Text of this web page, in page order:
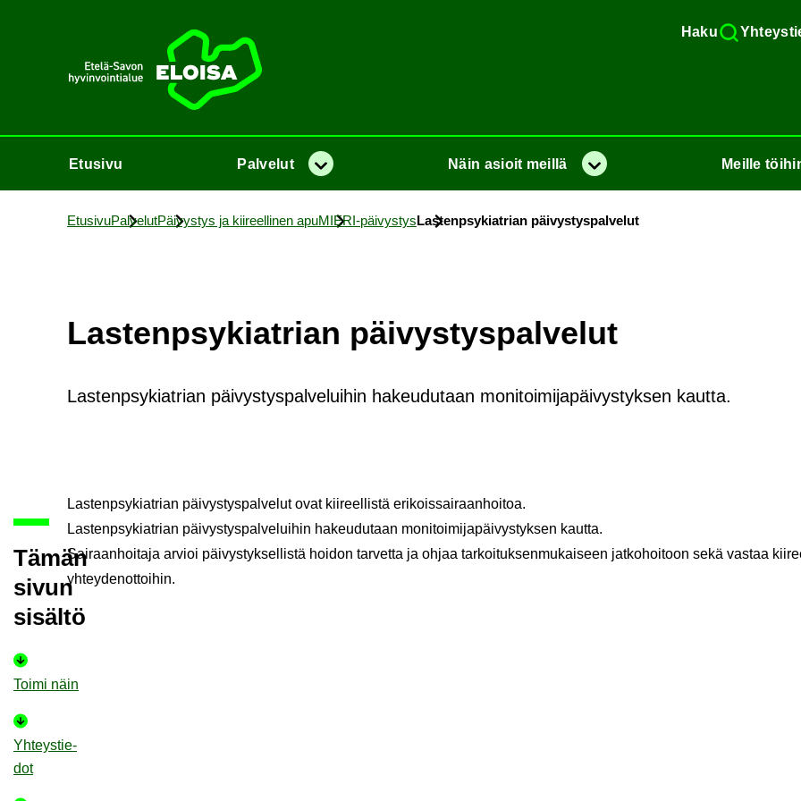
Haku
Etusi­vu
Etusi­vu Pal­ve­lut Va­lik­ko Näin asioit meil­lä Va­lik­ko Meil­le
Etusi­vuPal­ve­lutPäi­vys­tys ja kii­reel­li­nen apuMIERI-​päivystysLas­tenp­sy­kiat­rian päi­vys­tys­pal­ve­lut
Las­tenp­sy­kiat­rian päi­vys­tys­pal­ve­lut
Lastenpsykiatrian päivystyspalveluihin hakeudutaan monitoimijapäivystyksen kautta.
Tämän
sivun
si­säl­tö
Toimi näin
Yh­teys­tie­
dot
Las­tenp­sy­kiat­rian päi­vys­tys­pal­ve­lut ovat kii­reel­lis­tä eri­kois­sai­raan­hoi­toa.
Las­tenp­sy­kiat­rian päi­vys­tys­pal­ve­lui­hin ha­keu­du­taan mo­ni­toi­mi­ja­päi­vys­tyk­sen kaut­ta.
Sai­raan­hoi­ta­ja ar­vioi päi­vys­tyk­sel­lis­tä hoi­don tar­vet­ta ja ohjaa tar­koi­tuk­sen­mu­kai­seen jat­ko­hoi­toon sekä vas­taa
yh­tey­den­ot­toi­hin.